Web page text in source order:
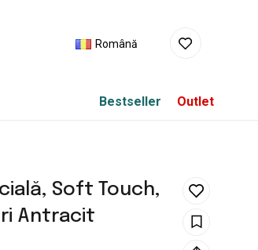
Română
Bestseller Outlet
Soft Touch,
Antracit